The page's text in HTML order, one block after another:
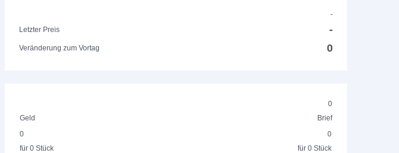
-
Letzter Preis
-
Veränderung zum Vortag 0
0
Geld
Brief
0
für 0 Stück
0
für 0 Stück